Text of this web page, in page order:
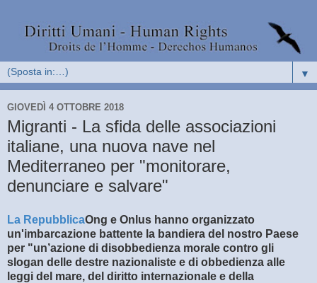
▼
GIOVEDÌ 4 OTTOBRE 2018
Migranti - La sfida delle associazioni
italiane, una nuova nave nel
Mediterraneo per "monitorare,
denunciare e salvare"
La RepubblicaOng e Onlus hanno organizzato
un'imbarcazione battente la bandiera del nostro Paese
per "un’azione di disobbedienza morale contro gli
slogan delle destre nazionaliste e di obbedienza alle
leggi del mare, del diritto internazionale e della